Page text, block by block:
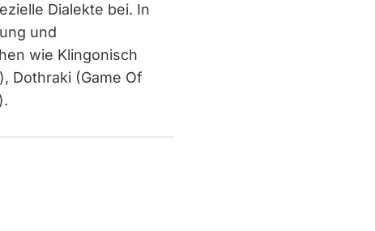
Dialekte bei. In
und
wie Klingonisch
Dothraki (Game Of